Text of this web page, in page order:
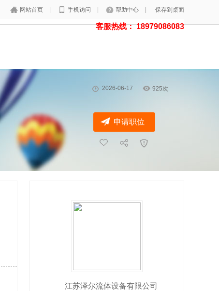
网站首页 手机访问 帮助中心 保存到桌面
客服热线： 18979086083
2026-06-17 925次
申请职位
江苏泽尔流体设备有限公司